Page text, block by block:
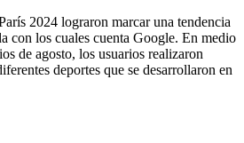
2024 lograron marcar una tendencia
con los cuales cuenta Google. En medio
de agosto, los usuarios realizaron
deportes que se desarrollaron en